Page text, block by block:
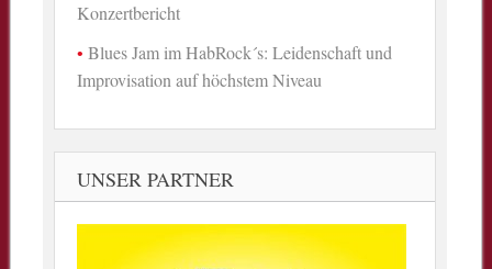
Konzertbericht
Blues Jam im HabRock´s: Leidenschaft und
Improvisation auf höchstem Niveau
UNSER PARTNER